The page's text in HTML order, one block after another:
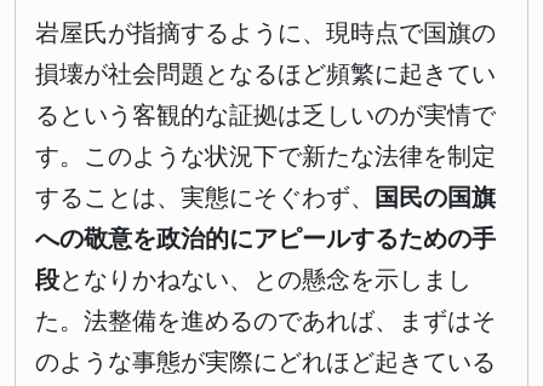
岩屋氏が指摘するように、現時点で国旗の
損壊が社会問題となるほど頻繁に起きてい
るという客観的な証拠は乏しいのが実情で
す。このような状況下で新たな法律を制定
することは、実態にそぐわず、
国民の国旗
への敬意を政治的にアピールするための手
段となりかねない、との懸念を示しまし
た。法整備を進めるのであれば、まずはそ
のような事態が実際にどれほど起きている